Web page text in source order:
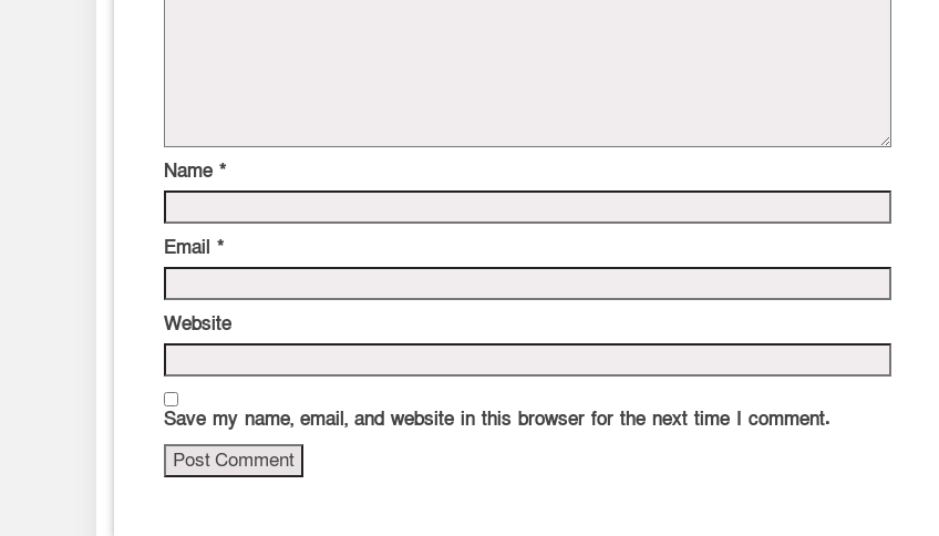
Name *
Email *
Website
Save my name, email, and website in this browser for the next time I comment.